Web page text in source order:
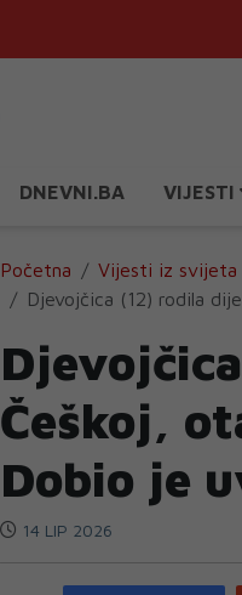
DNEVNI.BA VIJESTI
Početna
Vijesti iz svijeta
Djevojčica (12) rodila
Češkoj,
Dobio je
14 LIP 2026